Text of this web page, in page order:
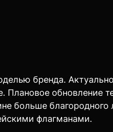
бренда.
обновление
больше благородного
флагманами.